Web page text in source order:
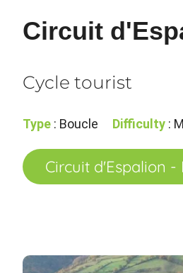
Circuit
Cycle tourist
Type : Boucle Difficulty :
Circuit d'Espalion -